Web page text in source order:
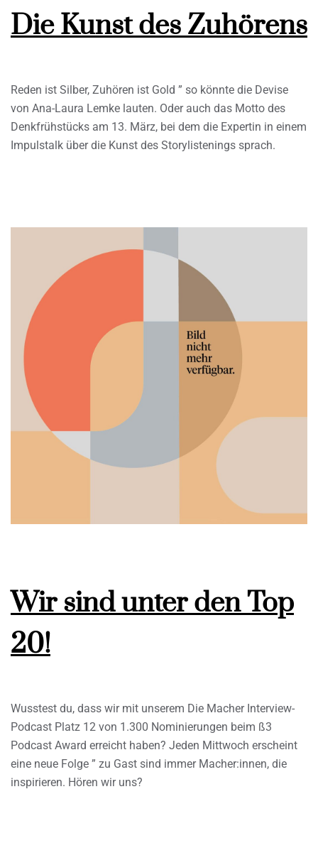
Die Kunst des Zuhörens
Reden ist Silber, Zuhören ist Gold ” so könnte die Devise
von Ana-Laura Lemke lauten. Oder auch das Motto des
Denkfrühstücks am 13. März, bei dem die Expertin in einem
Impulstalk über die Kunst des Storylistenings sprach.
Wir sind unter den Top
20!
Wusstest du, dass wir mit unserem Die Macher Interview-
Podcast Platz 12 von 1.300 Nominierungen beim ß3
Podcast Award erreicht haben? Jeden Mittwoch erscheint
eine neue Folge ” zu Gast sind immer Macher:innen, die
inspirieren. Hören wir uns?